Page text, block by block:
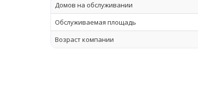
Домов на обслуживании
Обслуживаемая площадь
Возраст компании